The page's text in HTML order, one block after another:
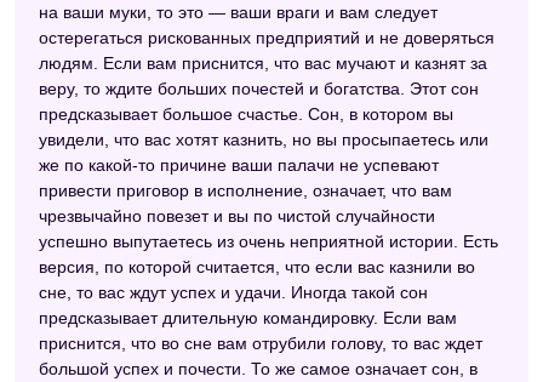
на ваши муки, то это — ваши враги и вам следует
остерегаться рискованных предприятий и не доверяться
людям. Если вам приснится, что вас мучают и казнят за
веру, то ждите больших почестей и богатства. Этот сон
предсказывает большое счастье. Сон, в котором вы
увидели, что вас хотят казнить, но вы просыпаетесь или
же по какой-то причине ваши палачи не успевают
привести приговор в исполнение, означает, что вам
чрезвычайно повезет и вы по чистой случайности
успешно выпутаетесь из очень неприятной истории. Есть
версия, по которой считается, что если вас казнили во
сне, то вас ждут успех и удачи. Иногда такой сон
предсказывает длительную командировку. Если вам
приснится, что во сне вам отрубили голову, то вас ждет
большой успех и почести. То же самое означает сон, в